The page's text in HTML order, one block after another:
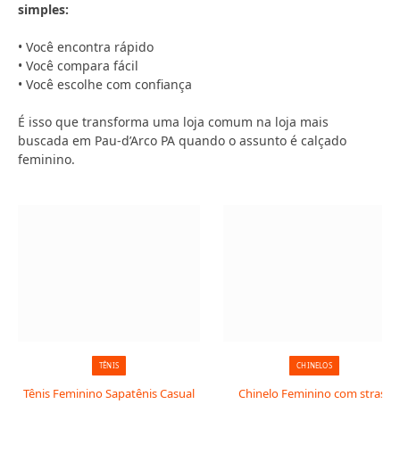
simples:
• Você encontra rápido
• Você compara fácil
• Você escolhe com confiança
É isso que transforma uma loja comum na loja mais
buscada em Pau-d’Arco PA quando o assunto é calçado
feminino.
TÊNIS
Tênis Feminino Sapatênis Casual
CHINELOS
Chinelo Feminino com strass